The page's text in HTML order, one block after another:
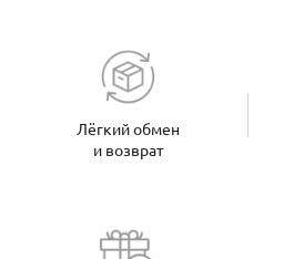
Лёгкий обмен
и возврат